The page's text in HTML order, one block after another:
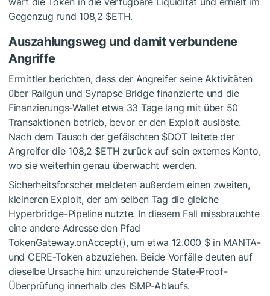
Gegenzug rund 108,2 $ETH.
Auszahlungsweg und damit verbundene
Angriffe
Ermittler berichten, dass der Angreifer seine Aktivitäten
über Railgun und Synapse Bridge finanzierte und die
Finanzierungs-Wallet etwa 33 Tage lang mit über 50
Transaktionen betrieb, bevor er den Exploit auslöste.
Nach dem Tausch der gefälschten $DOTleitete der
Angreifer die 108,2 $ETH zurück auf sein externes Konto,
wo sie weiterhin genau überwacht werden.
Sicherheitsforscher meldeten außerdem einen zweiten,
kleineren Exploit, der am selben Tag die gleiche
Hyperbridge-Pipeline nutzte. In diesem Fall missbrauchte
eine andere Adresse den Pfad
TokenGateway.onAccept(), um etwa 12.000 $ in MANTA-
und CERE-Token abzuziehen. Beide Vorfälle deuten auf
dieselbe Ursache hin: unzureichende State-Proof-
Überprüfung innerhalb des ISMP-Ablaufs.